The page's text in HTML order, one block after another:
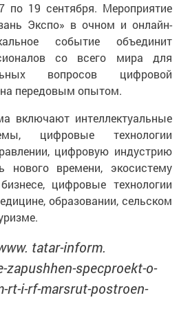
по 19 сентября. Мероприятие
Экспо» в очном и онлайн-
событие объединит
со всего мира для
вопросов цифровой
передовым опытом.
включают интеллектуальные
цифровые технологии
цифровую индустрию
нового времени, экосистему
цифровые технологии
образовании, сельском
tatar-inform.
specproekt-o-
rt-i-rf-marsrut-postroen-